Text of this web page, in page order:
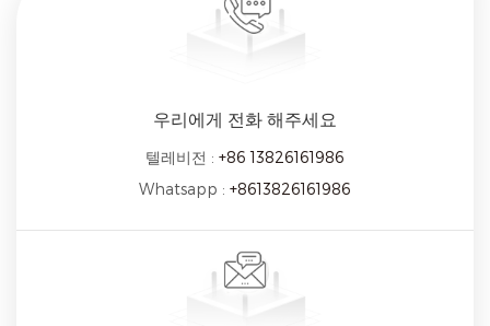
우리에게 전화 해주세요
텔레비전 : +86 13826161986
Whatsapp : +8613826161986